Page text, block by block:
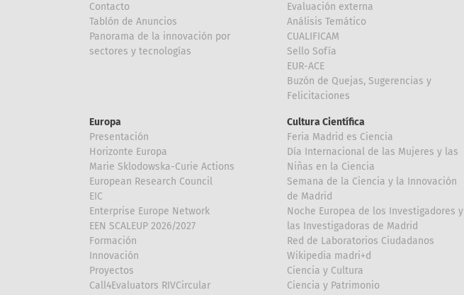
Contacto
Tablón de Anuncios
Panorama de la innovación por
sectores y tecnologías
Evaluación externa
Análisis Temático
CUALIFICAM
Sello Sofía
EUR-ACE
Buzón de Quejas, Sugerencias y
Felicitaciones
Europa
Presentación
Horizonte Europa
Marie Sklodowska-Curie Actions
European Research Council
EIC
Enterprise Europe Network
EEN SCALEUP 2026/2027
Formación
Innovación
Proyectos
Call4Evaluators RIVCircular
Cultura Científica
Feria Madrid es Ciencia
Día Internacional de las Mujeres y las
Niñas en la Ciencia
Semana de la Ciencia y la Innovación
de Madrid
Noche Europea de los Investigadores y
las Investigadoras de Madrid
Red de Laboratorios Ciudadanos
Wikipedia madri+d
Ciencia y Cultura
Ciencia y Patrimonio